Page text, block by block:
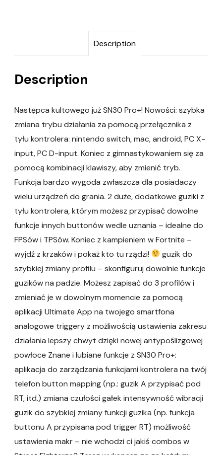
Description
Description
Następca kultowego już SN30 Pro+! Nowości: szybka
zmiana trybu działania za pomocą przełącznika z
tyłu kontrolera: nintendo switch, mac, android, PC X-
input, PC D-input. Koniec z gimnastykowaniem się za
pomocą kombinacji klawiszy, aby zmienić tryb.
Funkcja bardzo wygoda zwłaszcza dla posiadaczy
wielu urządzeń do grania. 2 duże, dodatkowe guziki z
tyłu kontrolera, którym możesz przypisać dowolne
funkcje innych buttonów wedle uznania – idealne do
FPSów i TPSów. Koniec z kampieniem w Fortnite –
wyjdź z krzaków i pokaż kto tu rządzi!
guzik do
szybkiej zmiany profilu – skonfiguruj dowolnie funkcje
guzików na padzie. Możesz zapisać do 3 profilów i
zmieniać je w dowolnym momencie za pomocą
aplikacji Ultimate App na twojego smartfona
analogowe triggery z możliwością ustawienia zakresu
działania lepszy chwyt dzięki nowej antypoślizgowej
powłoce Znane i lubiane funkcje z SN30 Pro+:
aplikacja do zarządzania funkcjami kontrolera na twój
telefon button mapping (np.: guzik A przypisać pod
RT, itd.) zmiana czułości gałek intensywność wibracji
guzik do szybkiej zmiany funkcji guzika (np. funkcja
buttonu A przypisana pod trigger RT) możliwość
ustawienia makr – nie wchodzi ci jakiś combos w